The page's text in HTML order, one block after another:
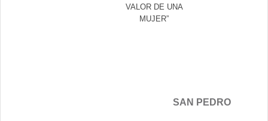
VALOR DE UNA
MUJER”
SAN PEDRO